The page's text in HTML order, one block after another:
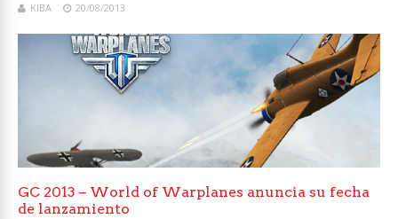
KIBA 20/08/2013
GC 2013 – World of Warplanes anuncia su fecha
de lanzamiento